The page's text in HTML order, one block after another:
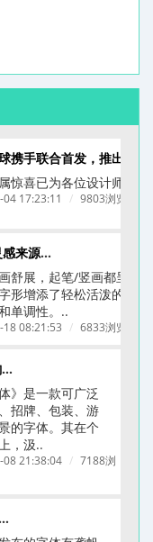
惊喜已为各位设计师备
17:23:11 / 9803浏览
也字工厂淡淡黑-灵感来源于《ニューシネマ》A D电影体
舒展，起笔/竖画都呈圆
形增添了轻松活泼的氛围
单调性。..
08:21:53 / 6833浏览
尚古求新 数智墨韵丨桃煦古风广告体上线
》是一款可广泛
招牌、包装、游
的字体。其在个
，汲..
21:38:04 / 7188浏
字体｜龚帆字库合集